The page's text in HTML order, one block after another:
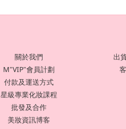
關於我們
M"VIP"會員計劃
付款及運送方式
星級專業化妝課程
批發及合作
美妝資訊博客
出